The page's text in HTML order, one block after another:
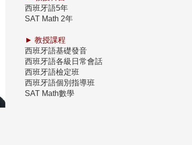
西班牙語5年
SAT Math 2年
► 教授課程
西班牙語基礎發音
西班牙語各級日常會話
西班牙語檢定班
西班牙語個別指導班
SAT Math數學